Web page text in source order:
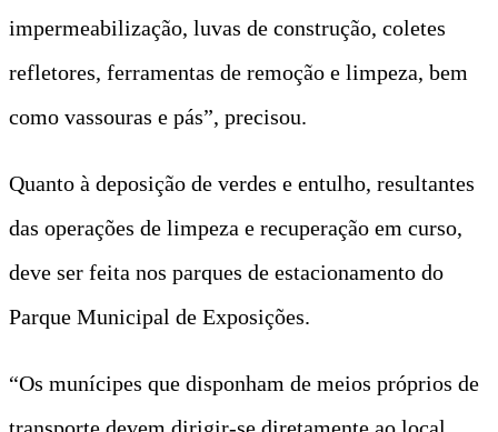
impermeabilização, luvas de construção, coletes
refletores, ferramentas de remoção e limpeza, bem
como vassouras e pás”, precisou.
Quanto à deposição de verdes e entulho, resultantes
das operações de limpeza e recuperação em curso,
deve ser feita nos parques de estacionamento do
Parque Municipal de Exposições.
“Os munícipes que disponham de meios próprios de